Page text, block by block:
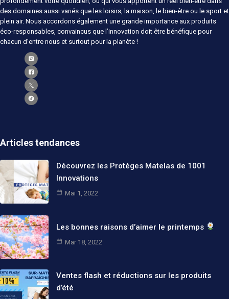
des domaines aussi variés que les loisirs, la maison, le bien-être ou le sport et
plein air. Nous accordons également une grande importance aux produits
éco-responsables, convaincus que l’innovation doit être bénéfique pour
chacun d’entre nous et surtout pour la planète !
Articles tendances
Découvrez les Protèges Matelas de 1001
Innovations
Mai 1, 2022
Les bonnes raisons d’aimer le printemps
Mar 18, 2022
Ventes flash et réductions sur les produits
d’été